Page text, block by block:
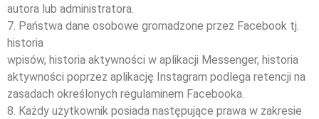
autora lub administratora.
7. Państwa dane osobowe gromadzone przez Facebook tj.
historia
wpisów, historia aktywności w aplikacji Messenger, historia
aktywności poprzez aplikację Instagram podlega retencji na
zasadach określonych regulaminem Facebooka.
8. Każdy użytkownik posiada następujące prawa w zakresie